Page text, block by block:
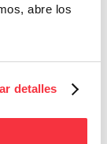
abre los
detalles